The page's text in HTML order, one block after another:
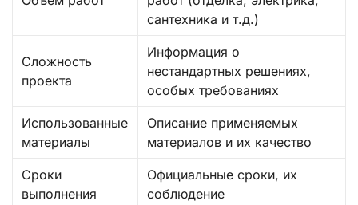
сантехника и т.д.)
Сложность
проекта
Информация о
нестандартных решениях,
особых требованиях
Использованные
материалы
Описание применяемых
материалов и их качество
Сроки
выполнения
Официальные сроки, их
соблюдение